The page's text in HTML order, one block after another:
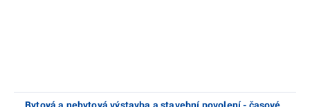
Bytová a nebytová výstavba a stavební povolení - časové